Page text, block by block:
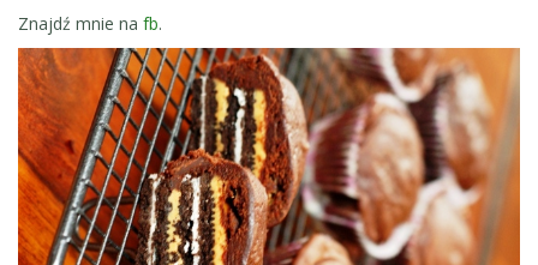
Znajdź mnie na fb.